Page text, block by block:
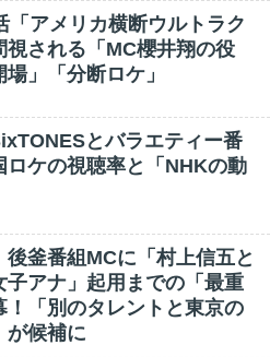
「アメリカ横断ウルトラク
視される「MC櫻井翔の役
」「分断ロケ」
とバラエティー番
ロケの視聴率と「NHKの動
後釜番組MCに「村上信五と
子アナ」起用までの「最重
！「別のタレントと東京の
が候補に